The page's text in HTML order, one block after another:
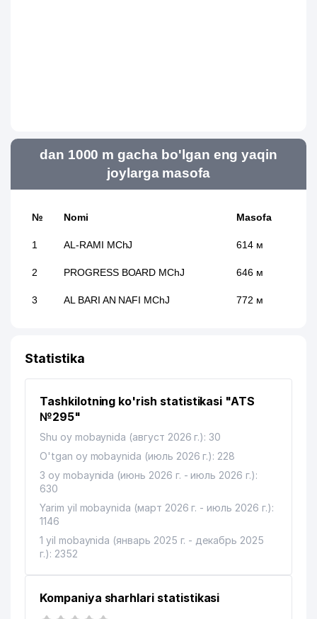
dan 1000 m gacha bo'lgan eng yaqin
joylarga masofa
№ Nomi Masofa
1 AL-RAMI MChJ 614 м
2 PROGRESS BOARD MChJ 646 м
3 AL BARI AN NAFI MChJ 772 м
Statistika
Tashkilotning ko'rish statistikasi "ATS
№295"
Shu oy mobaynida (август 2026 г.): 30
O'tgan oy mobaynida (июль 2026 г.): 228
3 oy mobaynida (июнь 2026 г. - июль 2026 г.):
630
Yarim yil mobaynida (март 2026 г. - июль 2026 г.):
1146
1 yil mobaynida (январь 2025 г. - декабрь 2025
г.): 2352
Kompaniya sharhlari statistikasi